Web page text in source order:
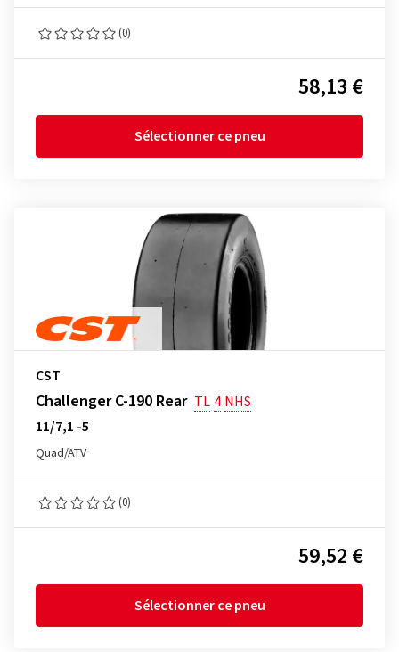
(0)
58,13 €
Sélectionner ce pneu
CST
Challenger C-190 Rear TL 4 NHS
11/7,1 -5
Quad/ATV
(0)
59,52 €
Sélectionner ce pneu